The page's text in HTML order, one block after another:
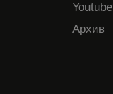
Youtube
Архив